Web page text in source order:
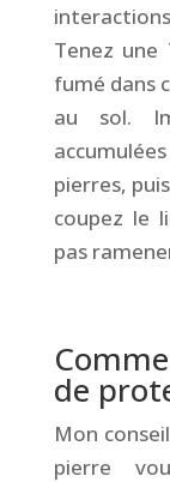
Tenez
fumé dans
au sol.
pierres,
coupez le
pas
de
Mon
pierre